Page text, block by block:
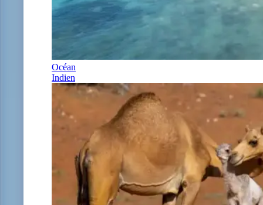
Océan
Indien